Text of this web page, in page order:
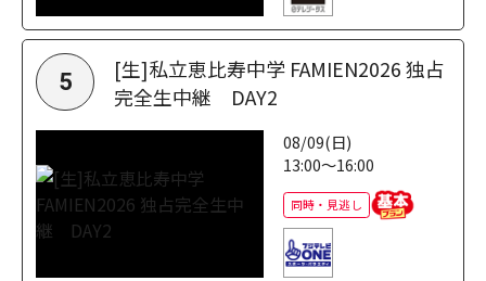
5
[生]私立恵比寿中学 FAMIEN2026 独占
完全生中継 DAY2
08/09(日)
13:00～16:00
同時・見逃し